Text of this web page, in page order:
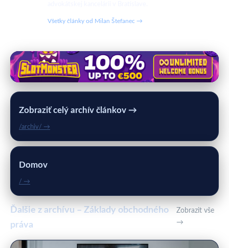
Všetky články od Milan Štefanec →
Zobraziť celý archív článkov →
/archiv/ →
Domov
/ →
Ďalšie z archívu – Základy obchodného
práva
Zobrazit vše
→